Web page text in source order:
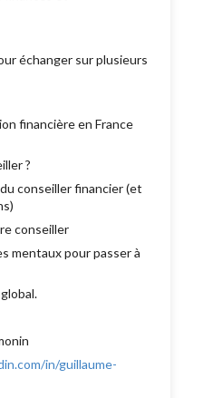
échanger sur plusieurs
financière en France
?
conseiller financier (et
conseiller
mentaux pour passer à
in/guillaume-